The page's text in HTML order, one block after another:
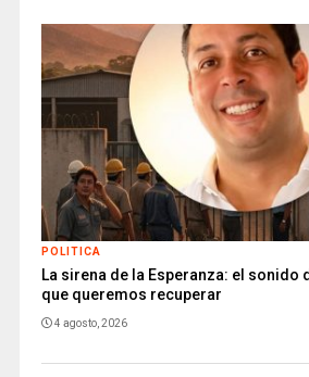
POLITICA
La sirena de la Esperanza: el sonido
que queremos recuperar
4 agosto, 2026